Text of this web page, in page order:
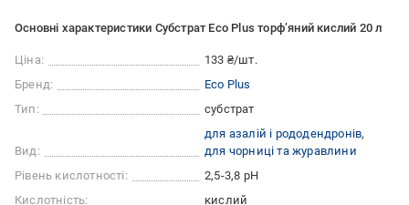
Основні характеристики Субстрат Eco Plus торф’яний кислий 20 л
Ціна:
133 ₴/шт.
Бренд:
Eco Plus
Тип:
субстрат
Вид:
для азалій і рододендронів
для чорниці та журавлини
Рівень кислотності:
2,5-3,8 pH
Кислотність:
кислий